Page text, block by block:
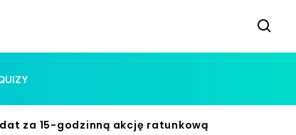
za 15-godzinną akcję ratunkową